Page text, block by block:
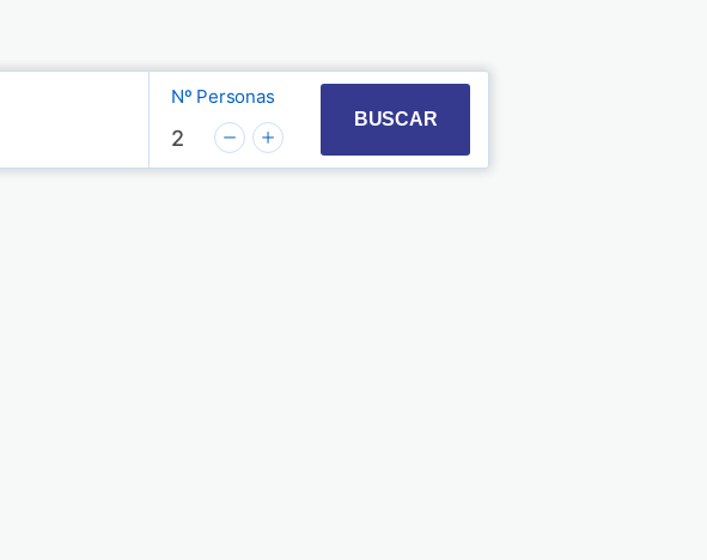
key to interact with the calendar and select a date. Press the
down arrow key to interact with the calendar and select a date.
Nº Personas
2
BUSCAR